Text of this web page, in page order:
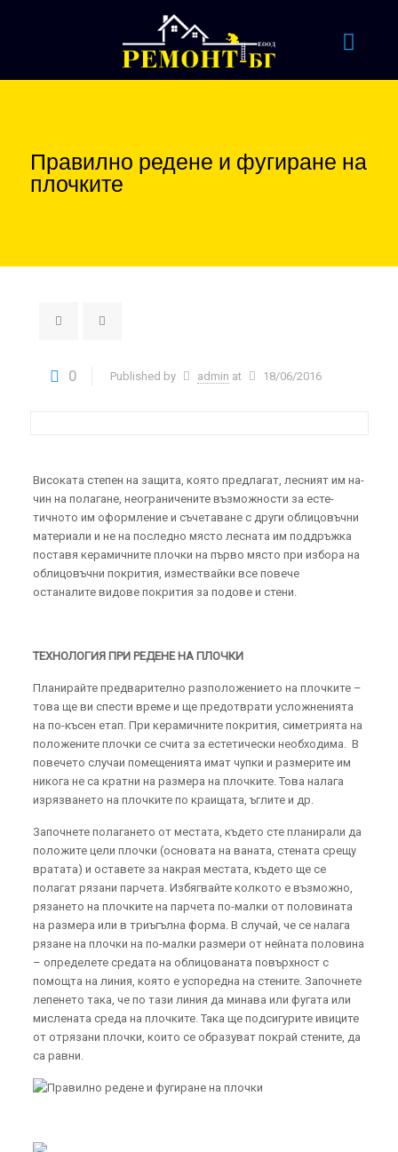
Правилно редене и фугиране на
плочките
0 Published by admin at 18/06/2016
Високата степен на защита, която предлагат, лесният им на­
чин на полагане, неограничените възможности за есте­
тичното им оформление и съчетаване с други обли­цо­въчни
материали и не на последно място лесната им поддръжка
поставя кера­мич­ните плочки на първо място при избора на
облицовъчни покрития, измествайки все по­вече
останалите видове покрития за подове и стени.
ТЕХНОЛОГИЯ ПРИ РЕДЕНЕ НА ПЛОЧКИ
Планирайте предварително разположението на плочките –
това ще ви спести време и ще предотврати усложненията
на по-късен етап. При керамичните покрития, симетрията на
положените плочки се счита за естетически необходима. В
повечето случаи помещенията имат чупки и размерите им
никога не са кратни на размера на плочките. Това налага
изрязването на плочките по краищата, ъглите и др.
Започнете полагането от местата, където сте планирали да
положите цели плочки (основата на ваната, стената срещу
вратата) и оставете за накрая местата, където ще се
полагат рязани парчета. Избягвайте колкото е възможно,
рязането на плочките на парчета по-малки от половината
на размера или в триъгълна форма. В случай, че се налага
рязане на плочки на по-малки размери от нейната половина
– определете средата на облицованата повърхност с
помощта на линия, която е успоредна на стените. Започнете
лепенето така, че по тази линия да минава или фугата или
мислената среда на плочките. Така ще подсигурите ивиците
от отрязани плочки, които се образуват покрай стените, да
са равни.